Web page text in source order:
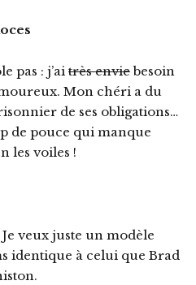
pas : j’ai très enviebesoin
Mon chéri a du
de ses obligations…
de pouce qui manque
les voiles !
veux juste un modèle
identique à celui que Brad